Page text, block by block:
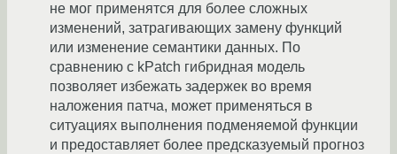
не мог применятся для более сложных
изменений, затрагивающих замену функций
или изменение семантики данных. По
сравнению с kPatch гибридная модель
позволяет избежать задержек во время
наложения патча, может применяться в
ситуациях выполнения подменяемой функции
и предоставляет более предсказуемый прогноз